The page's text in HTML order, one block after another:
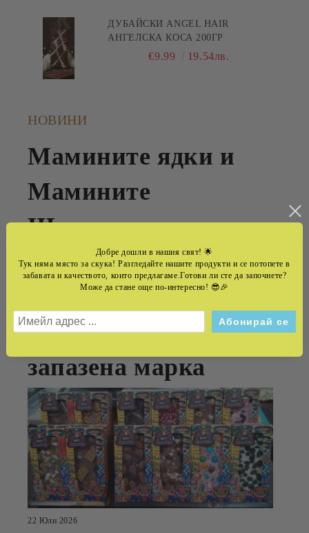
ДУБАЙСКИ ANGEL HAIR
АНГЕЛСКА КОСА 200ГР
€9.99 19.54лв.
НОВИНИ
Мамините ядки и
Мамините
Шоколади -семеен
бранд ,който
превръща
автентичният вкус в
запазена марка
22 Юли 2026
Добре дошли в нашия свят! 🌟
Тук няма място за скука! Разгледайте нашите продукти и се потопете в
забавата и качеството, които предлагаме.Готови ли сте да започнете?
Може да стане още по-интересно! 😎🎉